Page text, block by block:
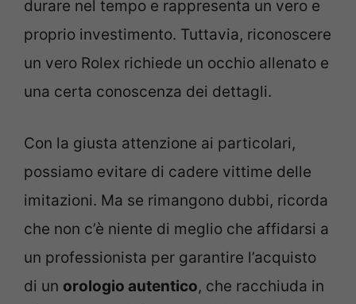
durare nel tempo e rappresenta un vero e
proprio investimento. Tuttavia, riconoscere
un vero Rolex richiede un occhio allenato e
una certa conoscenza dei dettagli.
Con la giusta attenzione ai particolari,
possiamo evitare di cadere vittime delle
imitazioni. Ma se rimangono dubbi, ricorda
che non c’è niente di meglio che affidarsi a
un professionista per garantire l’acquisto
di un orologio autentico, che racchiuda in